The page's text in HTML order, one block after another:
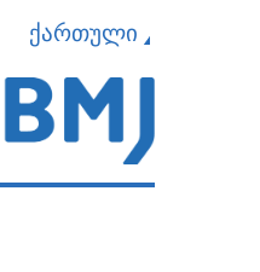
ქართული